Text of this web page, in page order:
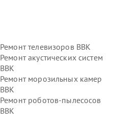
Ремонт телевизоров BBK
Ремонт акустических систем
BBK
Ремонт морозильных камер
BBK
Ремонт роботов-пылесосов
BBK